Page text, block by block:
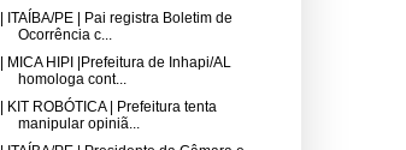
| ITAÍBA/PE | Pai registra Boletim de
Ocorrência c...
| MICA HIPI |Prefeitura de Inhapi/AL
homologa cont...
| KIT ROBÓTICA | Prefeitura tenta
manipular opiniã...